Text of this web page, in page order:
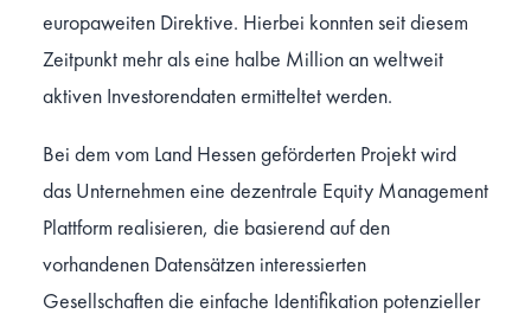
europaweiten Direktive. Hierbei konnten seit diesem
Zeitpunkt mehr als eine halbe Million an weltweit
aktiven Investorendaten ermitteltet werden.
Bei dem vom Land Hessen geförderten Projekt wird
das Unternehmen eine dezentrale Equity Management
Plattform realisieren, die basierend auf den
vorhandenen Datensätzen interessierten
Gesellschaften die einfache Identifikation potenzieller